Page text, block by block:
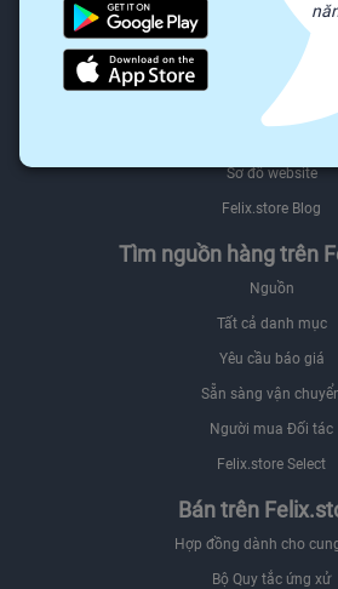
Được trả tiền khi bạn
Giới thiệu
Giới thiệu Felix.store
Sơ đồ website
Felix.store Blog
Tìm nguồn hàng trên
Nguồn
Tất cả danh mục
Yêu cầu báo giá
Sẵn sàng vận
Người mua Đối tác
Felix.store Select
Bán trên
Hợp đồng dành cho
Bộ Quy tắc ứng xử